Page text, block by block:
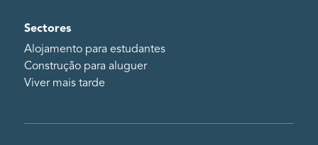
Sectores
Alojamento para estudantes
Construção para aluguer
Viver mais tarde